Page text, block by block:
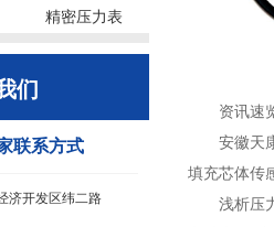
精密压力表
们
联系方式
济开发区纬二路
资讯速
安徽天
填充芯体传
浅析压